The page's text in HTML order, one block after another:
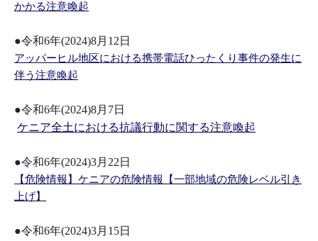
かかる注意喚起
●令和6年(2024)8月12日
アッパーヒル地区における携帯電話ひったくり事件の発生に
伴う注意喚起
●令和6年(2024)8月7日
ケニア全土における抗議行動に関する注意喚起
●令和6年(2024)3月22日
【危険情報】ケニアの危険情報【一部地域の危険レベル引き
上げ】
●令和6年(2024)3月15日